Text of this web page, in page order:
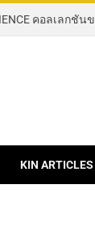
KIN ARTICLES